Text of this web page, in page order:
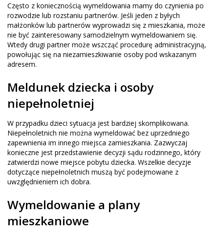
Często z koniecznością wymeldowania mamy do czynienia po
rozwodzie lub rozstaniu partnerów. Jeśli jeden z byłych
małżonków lub partnerów wyprowadzi się z mieszkania, może
nie być zainteresowany samodzielnym wymeldowaniem się.
Wtedy drugi partner może wszcząć procedurę administracyjną,
powołując się na niezamieszkiwanie osoby pod wskazanym
adresem.
Meldunek dziecka i osoby
niepełnoletniej
W przypadku dzieci sytuacja jest bardziej skomplikowana.
Niepełnoletnich nie można wymeldować bez uprzedniego
zapewnienia im innego miejsca zamieszkania. Zazwyczaj
konieczne jest przedstawienie decyzji sądu rodzinnego, który
zatwierdzi nowe miejsce pobytu dziecka. Wszelkie decyzje
dotyczące niepełnoletnich muszą być podejmowane z
uwzględnieniem ich dobra.
Wymeldowanie a plany
mieszkaniowe